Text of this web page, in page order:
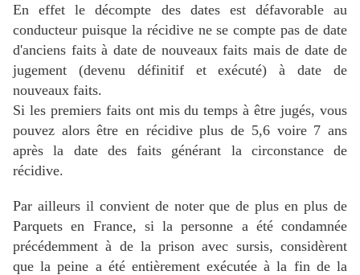
En effet le décompte des dates est défavorable au
conducteur puisque la récidive ne se compte pas de date
d'anciens faits à date de nouveaux faits mais de date de
jugement (devenu définitif et exécuté) à date de
nouveaux faits.
Si les premiers faits ont mis du temps à être jugés, vous
pouvez alors être en récidive plus de 5,6 voire 7 ans
après la date des faits générant la circonstance de
récidive.
Par ailleurs il convient de noter que de plus en plus de
Parquets en France, si la personne a été condamnée
précédemment à de la prison avec sursis, considèrent
que la peine a été entièrement exécutée à la fin de la